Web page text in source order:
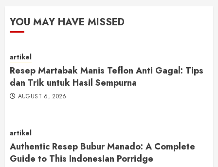
YOU MAY HAVE MISSED
artikel
Resep Martabak Manis Teflon Anti Gagal: Tips
dan Trik untuk Hasil Sempurna
AUGUST 6, 2026
artikel
Authentic Resep Bubur Manado: A Complete
Guide to This Indonesian Porridge